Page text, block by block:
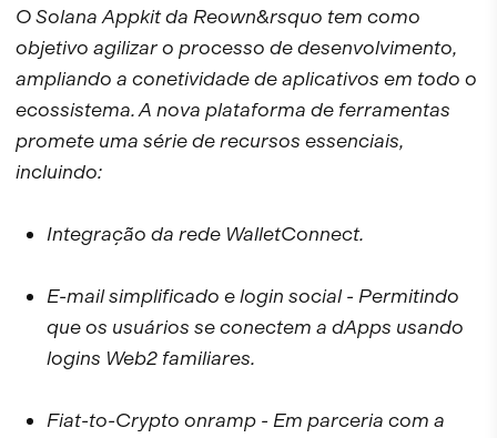
O Solana Appkit da Reown&rsquo tem como
objetivo agilizar o processo de desenvolvimento,
ampliando a conetividade de aplicativos em todo o
ecossistema. A nova plataforma de ferramentas
promete uma série de recursos essenciais,
incluindo:
Integração da rede WalletConnect.
E-mail simplificado e login social - Permitindo
que os usuários se conectem a dApps usando
logins Web2 familiares.
Fiat-to-Crypto onramp - Em parceria com a